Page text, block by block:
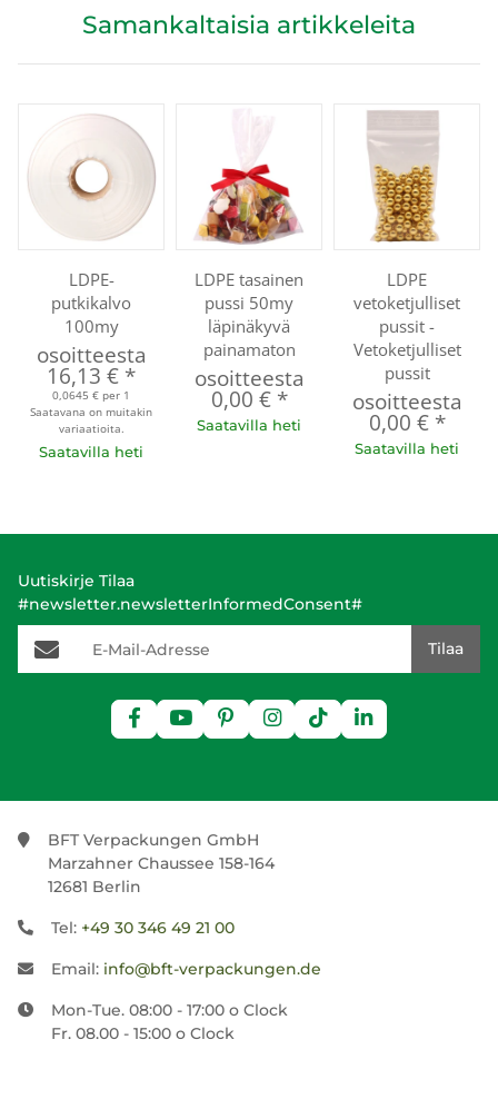
Samankaltaisia artikkeleita
LDPE-
putkikalvo
100my
osoitteesta
16,13 € *
0,0645 € per 1
Saatavana on muitakin
variaatioita.
Saatavilla heti
LDPE tasainen
pussi 50my
läpinäkyvä
painamaton
osoitteesta
0,00 € *
Saatavilla heti
LDPE
vetoketjulliset
pussit -
Vetoketjulliset
pussit
osoitteesta
0,00 € *
Saatavilla heti
Uutiskirje Tilaa
#newsletter.newsletterInformedConsent#
E-Mail-Adresse
Tilaa
BFT Verpackungen GmbH
Marzahner Chaussee 158-164
12681 Berlin
Tel: +49 30 346 49 21 00
Email: info@bft-verpackungen.de
Mon-Tue. 08:00 - 17:00 o Clock
Fr. 08.00 - 15:00 o Clock